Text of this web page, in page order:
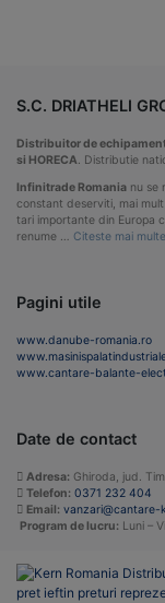
S.C. DRIATHELI
Distribuitor de
si HORECA. Distributie
Infinitrade Romania nu se
constant deserviti, mai
tari importante din Europa
renume … Citeste mai
Pagini utile
www.danube-romania.ro
www.cantare-balante-
Date de contact
Adresa: Ghiroda, jud.
Telefon: 0371 232 404
Email: vanzari@cantare-
Program de lucru: Luni –